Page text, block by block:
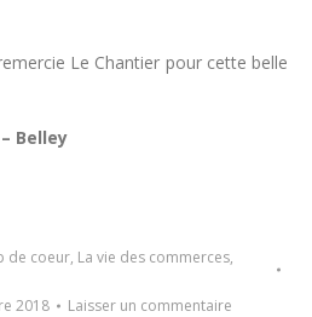
Le Chantier pour cette belle
Belley
de coeur, La vie des commerces,
2018 Laisser un commentaire